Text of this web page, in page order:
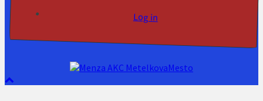
Log in
AKC MetelkovaMesto